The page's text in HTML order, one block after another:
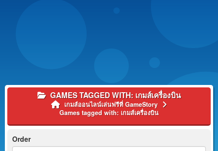
GAMES TAGGED WITH: เกมส์เครื่องบิน
เกมส์ออนไลน์เล่นฟรีที่ GameStory
Games tagged with: เกมส์เครื่องบิน
Order